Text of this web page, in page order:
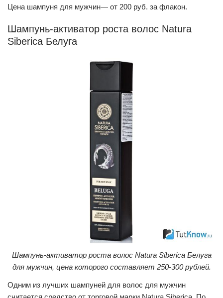
Цена шампуня для мужчин— от 200 руб. за флакон.
Шампунь-активатор роста волос Natura
Siberica Белуга
Шампунь-активатор роста волос Natura Siberica Белуга
для мужчин, цена которого составляет 250-300 рублей.
Одним из лучших шампуней для волос для мужчин